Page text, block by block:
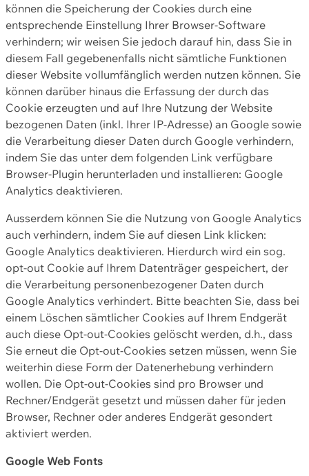
können die Speicherung der Cookies durch eine
entsprechende Einstellung Ihrer Browser-Software
verhindern; wir weisen Sie jedoch darauf hin, dass Sie in
diesem Fall gegebenenfalls nicht sämtliche Funktionen
dieser Website vollumfänglich werden nutzen können. Sie
können darüber hinaus die Erfassung der durch das
Cookie erzeugten und auf Ihre Nutzung der Website
bezogenen Daten (inkl. Ihrer IP-Adresse) an Google sowie
die Verarbeitung dieser Daten durch Google verhindern,
indem Sie das unter dem folgenden Link verfügbare
Browser-Plugin herunterladen und installieren: Google
Analytics deaktivieren.
Ausserdem können Sie die Nutzung von Google Analytics
auch verhindern, indem Sie auf diesen Link klicken:
Google Analytics deaktivieren. Hierdurch wird ein sog.
opt-out Cookie auf Ihrem Datenträger gespeichert, der
die Verarbeitung personenbezogener Daten durch
Google Analytics verhindert. Bitte beachten Sie, dass bei
einem Löschen sämtlicher Cookies auf Ihrem Endgerät
auch diese Opt-out-Cookies gelöscht werden, d.h., dass
Sie erneut die Opt-out-Cookies setzen müssen, wenn Sie
weiterhin diese Form der Datenerhebung verhindern
wollen. Die Opt-out-Cookies sind pro Browser und
Rechner/Endgerät gesetzt und müssen daher für jeden
Browser, Rechner oder anderes Endgerät gesondert
aktiviert werden.
Google Web Fonts